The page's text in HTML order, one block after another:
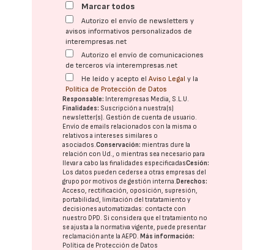
Marcar todos
Autorizo el envío de newsletters y
avisos informativos personalizados de
interempresas.net
Autorizo el envío de comunicaciones
de terceros vía interempresas.net
He leído y acepto elAviso Legal y la
Política de Protección de Datos
Responsable: Interempresas Media, S.L.U.
Finalidades: Suscripción a nuestra(s)
newsletter(s). Gestión de cuenta de usuario.
Envío de emails relacionados con la misma o
relativos a intereses similares o
asociados.Conservación: mientras dure la
relación con Ud., o mientras sea necesario para
llevar a cabo las finalidades especificadasCesión:
Los datos pueden cederse a otras empresas del
grupo por motivos de gestión interna.Derechos:
Acceso, rectificación, oposición, supresión,
portabilidad, limitación del tratatamiento y
decisiones automatizadas: contacte con
nuestro DPD . Si considera que el tratamiento no
se ajusta a la normativa vigente, puede presentar
reclamación ante laAEPD .Más información:
Política de Protección de Datos